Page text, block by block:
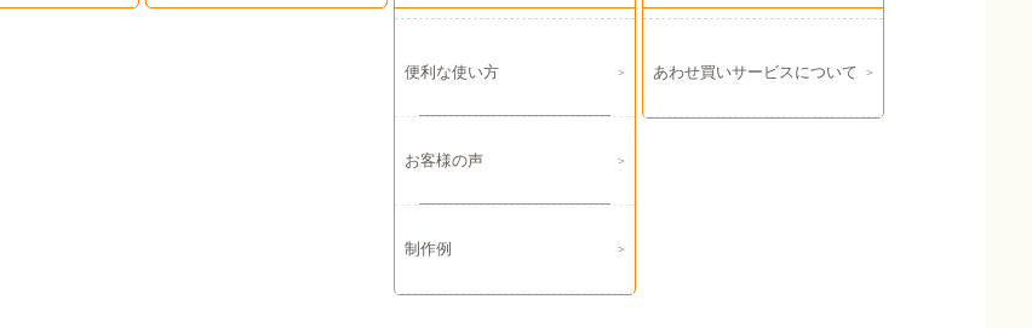
便利な使い方
お客様の声
制作例
あわせ買いサービスについて